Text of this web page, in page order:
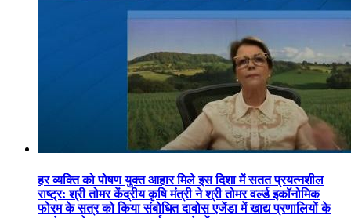
हर व्यक्ति को पोषण युक्त आहार मिले इस दिशा में सतत प्रयत्नशील
राष्ट्र: श्री तोमर केंद्रीय कृषि मंत्री ने श्री तोमर वर्ल्ड इकॉनोमिक
रूपांतरण हेतु नवाचार पर वर्चुअल कांफ्रेंस
—01/27/2021